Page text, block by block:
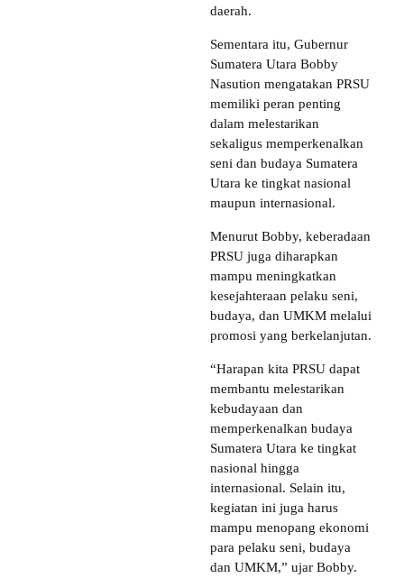
daerah.
Sementara itu, Gubernur
Sumatera Utara Bobby
Nasution mengatakan PRSU
memiliki peran penting
dalam melestarikan
sekaligus memperkenalkan
seni dan budaya Sumatera
Utara ke tingkat nasional
maupun internasional.
Menurut Bobby, keberadaan
PRSU juga diharapkan
mampu meningkatkan
kesejahteraan pelaku seni,
budaya, dan UMKM melalui
promosi yang berkelanjutan.
“Harapan kita PRSU dapat
membantu melestarikan
kebudayaan dan
memperkenalkan budaya
Sumatera Utara ke tingkat
nasional hingga
internasional. Selain itu,
kegiatan ini juga harus
mampu menopang ekonomi
para pelaku seni, budaya
dan UMKM,” ujar Bobby.